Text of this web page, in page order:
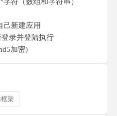
己新建应用
录并登陆执行
加密)
架